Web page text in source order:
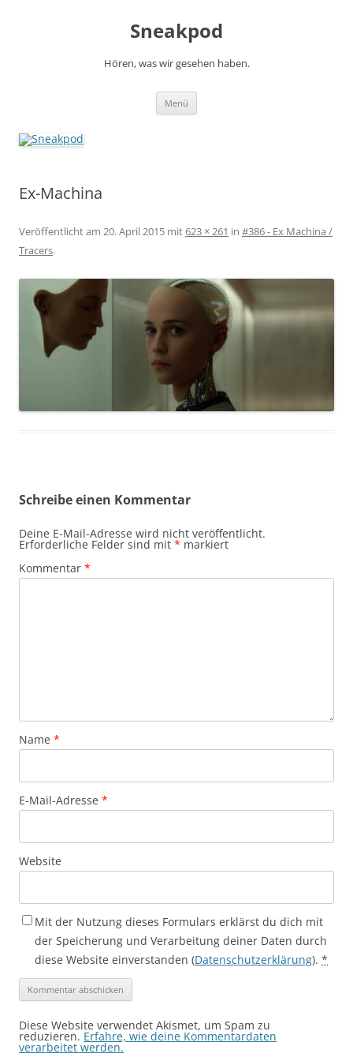
Sneakpod
Hören, was wir gesehen haben.
Menü
Ex-Machina
Veröffentlicht am 20. April 2015 mit623 × 261 in #386 - Ex Machina /
Tracers.
Schreibe einen Kommentar
Deine E-Mail-Adresse wird nicht veröffentlicht.
Erforderliche Felder sind mit * markiert
Kommentar *
Name *
E-Mail-Adresse *
Website
Mit der Nutzung dieses Formulars erklärst du dich mit
der Speicherung und Verarbeitung deiner Daten durch
diese Website einverstanden (Datenschutzerklärung). *
Diese Website verwendet Akismet, um Spam zu
reduzieren. Erfahre, wie deine Kommentardaten
verarbeitet werden.